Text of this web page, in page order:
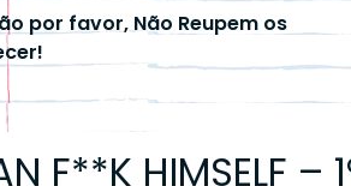
por favor, Não Reupem os
F**K HIMSELF –